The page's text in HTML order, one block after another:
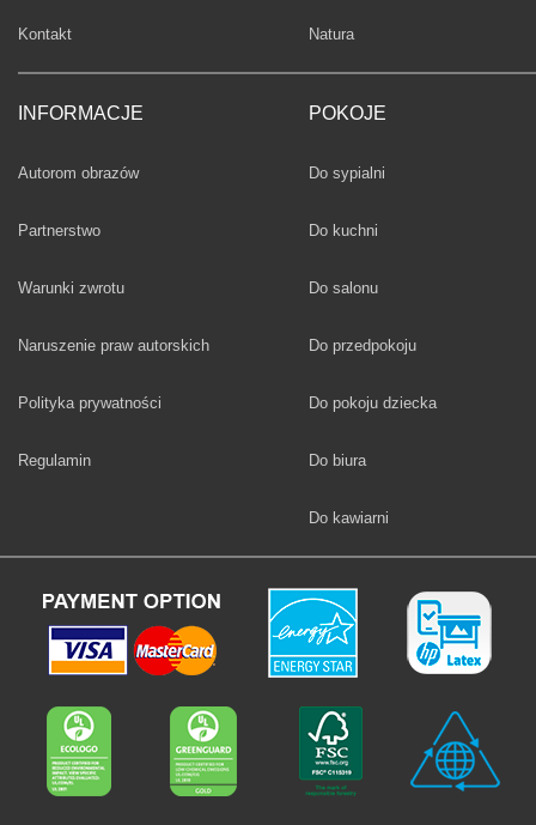
Kontakt
INFORMACJE
Autorom obrazów
Partnerstwo
Warunki zwrotu
Naruszenie praw autorskich
Polityka prywatności
Regulamin
Fototapety
Natura
POKOJE
Fototapety
Do sypialni
Fototapety
Do kuchni
Fototapety
Do salonu
Fototapety
Do przedpokoju
Fototapety
Do pokoju dziecka
Fototapety
Do biura
Fototapety
Do kawiarni